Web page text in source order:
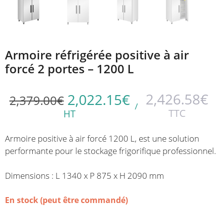
Armoire réfrigérée positive à air
forcé 2 portes – 1200 L
2,379.00€ 2,022.15€
HT
/ 2,426.58€
TTC
Armoire positive à air forcé 1200 L, est une solution
performante pour le stockage frigorifique professionnel.
Dimensions : L 1340 x P 875 x H 2090 mm
En stock (peut être commandé)